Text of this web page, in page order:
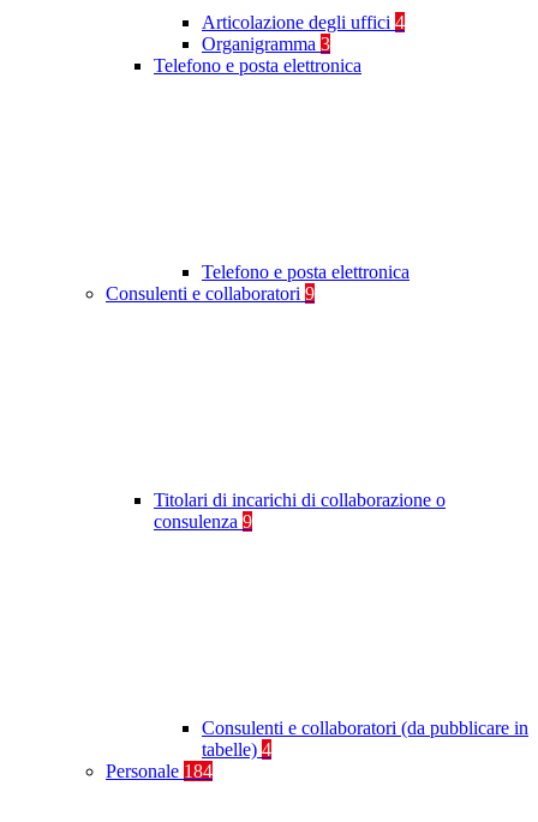
Articolazione degli uffici 4
Organigramma 3
Telefono e posta elettronica
Telefono e posta elettronica
Consulenti e collaboratori 9
Titolari di incarichi di collaborazione o
consulenza 9
Consulenti e collaboratori (da pubblicare in
tabelle) 4
Personale 184